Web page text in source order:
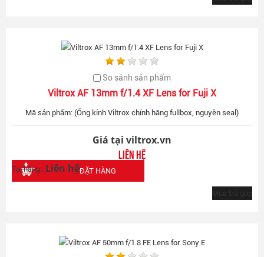
So sánh sản phẩm
Viltrox AF 13mm f/1.4 XF Lens for Fuji X
Mã sản phẩm: (Ống kính Viltrox chính hãng fullbox, nguyên seal)
Giá tại viltrox.vn
Liên hệ
Tại hãng : Liên hệĐẶT HÀNG